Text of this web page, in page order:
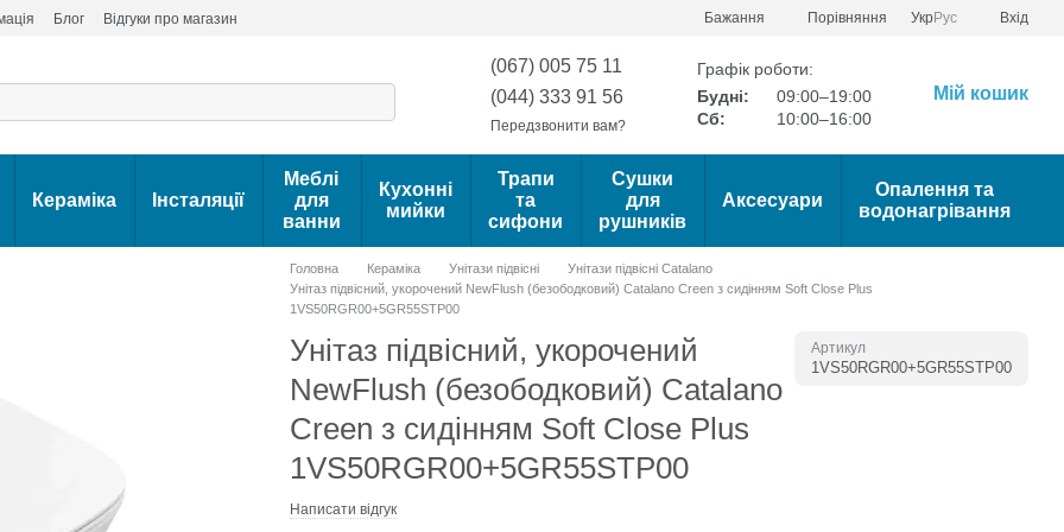
Блог Відгуки про магазин Бажання Порівняння УкрРус Вхід
(067) 005 75 11
(044) 333 91 56
Передзвонити вам?
Графік роботи:
Будні:
09:00–19:00
Сб:
10:00–16:00
Мій кошик
Кераміка Інсталяції
Меблі
для
ванни
Кухонні
мийки
Трапи
та
сифони
Сушки
для
рушників
Аксесуари
Опалення та
водонагрівання
Головна Кераміка Унітази підвісні
Унітази підвісні Catalano
Унітаз підвісний, укорочений NewFlush (безободковий) Catalano Creen з сидінням Soft Close Plus
1VS50RGR00+5GR55STP00
Унітаз підвісний, укорочений
NewFlush (безободковий) Catalano
Creen з сидінням Soft Close Plus
1VS50RGR00+5GR55STP00
Артикул
1VS50RGR00+5GR55STP00
Написати відгук